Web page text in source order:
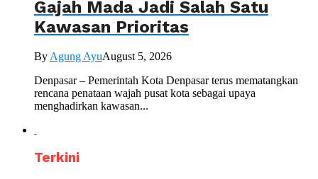
Gajah Mada Jadi Salah Satu
Kawasan Prioritas
ByAgung AyuAugust 5, 2026
Denpasar – Pemerintah Kota Denpasar terus mematangkan
rencana penataan wajah pusat kota sebagai upaya
menghadirkan kawasan...
Terkini